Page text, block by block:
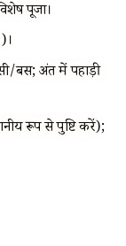
पूजा।
बस; अंत में पहाड़ी
रूप से पुष्टि करें);